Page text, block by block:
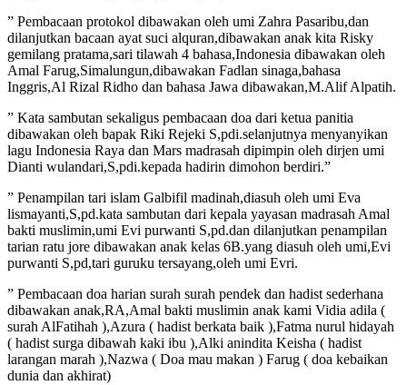
” Pembacaan protokol dibawakan oleh umi Zahra Pasaribu,dan
dilanjutkan bacaan ayat suci alquran,dibawakan anak kita Risky
gemilang pratama,sari tilawah 4 bahasa,Indonesia dibawakan oleh
Amal Farug,Simalungun,dibawakan Fadlan sinaga,bahasa
Inggris,Al Rizal Ridho dan bahasa Jawa dibawakan,M.Alif Alpatih.
” Kata sambutan sekaligus pembacaan doa dari ketua panitia
dibawakan oleh bapak Riki Rejeki S,pdi.selanjutnya menyanyikan
lagu Indonesia Raya dan Mars madrasah dipimpin oleh dirjen umi
Dianti wulandari,S,pdi.kepada hadirin dimohon berdiri.”
” Penampilan tari islam Galbifil madinah,diasuh oleh umi Eva
lismayanti,S,pd.kata sambutan dari kepala yayasan madrasah Amal
bakti muslimin,umi Evi purwanti S,pd.dan dilanjutkan penampilan
tarian ratu jore dibawakan anak kelas 6B.yang diasuh oleh umi,Evi
purwanti S,pd,tari guruku tersayang,oleh umi Evri.
” Pembacaan doa harian surah surah pendek dan hadist sederhana
dibawakan anak,RA,Amal bakti muslimin anak kami Vidia adila (
surah AlFatihah ),Azura ( hadist berkata baik ),Fatma nurul hidayah
( hadist surga dibawah kaki ibu ),Alki anindita Keisha ( hadist
larangan marah ),Nazwa ( Doa mau makan ) Farug ( doa kebaikan
dunia dan akhirat)